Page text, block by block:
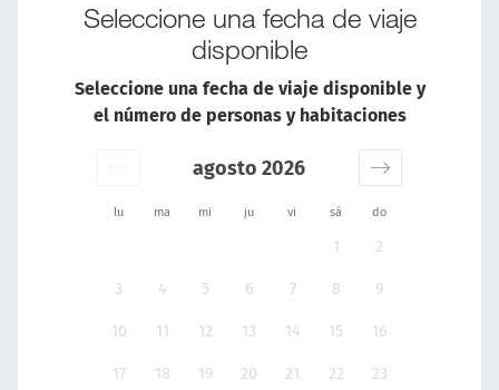
Seleccione una fecha de viaje
disponible
Seleccione una fecha de viaje disponible y
el número de personas y habitaciones
lu ma mi ju vi sá do
agosto 2026
1 2
3 4 5 6 7 8 9
10 11 12 13 14 15 16
17 18 19 20 21 22 23